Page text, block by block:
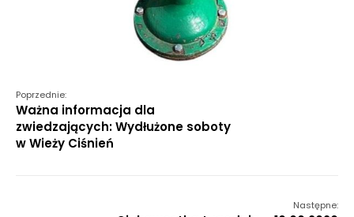
Poprzednie:
Ważna informacja dla
zwiedzających: Wydłużone soboty
w Wieży Ciśnień
Następne: